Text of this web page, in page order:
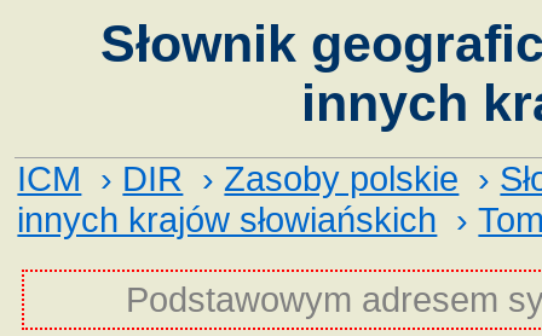
Słownik
innych
ICM › DIR › Zasoby polskie ›
innych krajów słowiańskich ›
Podstawowym adresem